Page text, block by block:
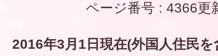
ページ番号 : 4366更
2016年3月1日現在(外国人住民を